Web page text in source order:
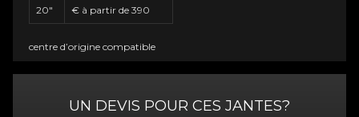
20" € à partir de 390
centre d’origine compatible
UN DEVIS POUR CES JANTES?